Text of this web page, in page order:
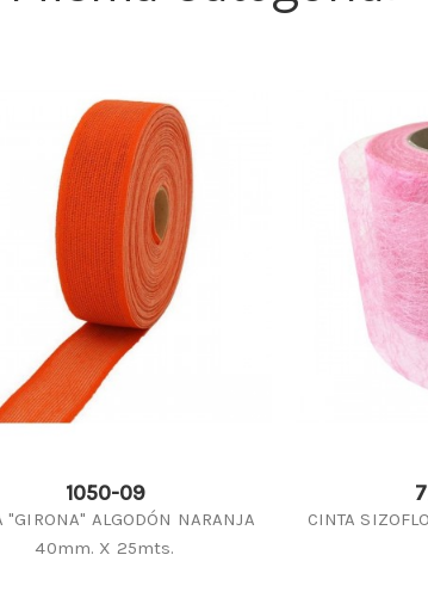
1050-09
"GIRONA" ALGODÓN NARANJA
40mm. X 25mts.
CINTA